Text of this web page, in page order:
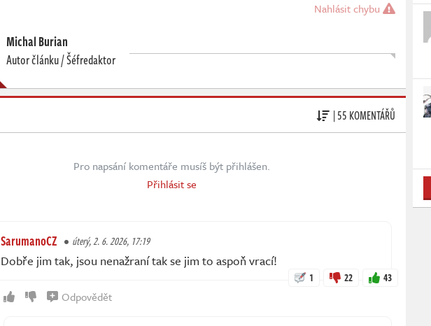
Nahlásit chybu
Michal Burian
Autor článku / Šéfredaktor
| 55 KOMENTÁŘŮ
Pro napsání komentáře musíš být přihlášen.
Přihlásit se
SarumanoCZ úterý, 2. 6. 2026, 17:19
Dobře jim tak, jsou nenažraní tak se jim to aspoň vrací!
1 22 43
Odpovědět